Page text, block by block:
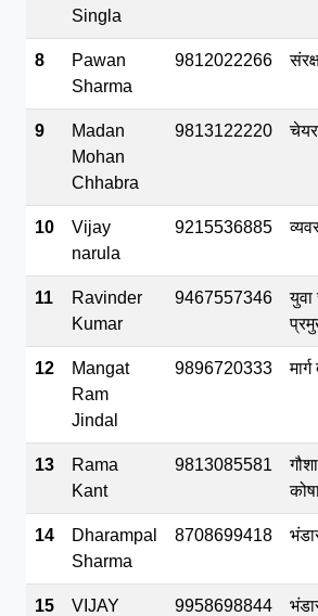
Singla
8
Pawan
Sharma
9812022266
9
Madan
Mohan
Chhabra
9813122220
10
Vijay
narula
9215536885
11
Ravinder
Kumar
9467557346
युवा
12
Mangat
Ram
Jindal
9896720333
13
Rama
Kant
9813085581
14
Dharampal
Sharma
8708699418
15
VIJAY
9958698844